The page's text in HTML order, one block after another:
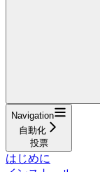
Navigation
自動化
投票
はじめに